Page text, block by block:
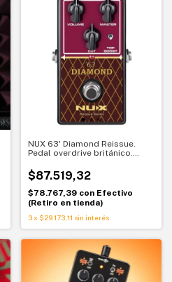
NUX 63' Diamond Reissue.
Pedal overdrive británico.
$87.519,32
$78.767,39 con Efectivo
(Retiro en tienda)
3 x $29.173,11 sin interés